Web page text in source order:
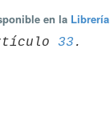
en la
33